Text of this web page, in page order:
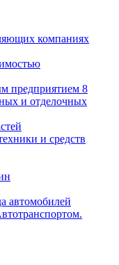
компаниях
предприятием 8
и отделочных
и средств
автомобилей